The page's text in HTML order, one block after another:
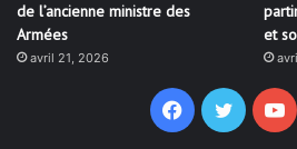
de l’ancienne ministre des
Armées
avril 21, 2026
et
Facebook
Twitter